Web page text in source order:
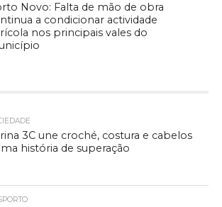
Novo: Falta de mão de obra
a condicionar actividade
nos principais vales do
3C une croché, costura e cabelos
história de superação